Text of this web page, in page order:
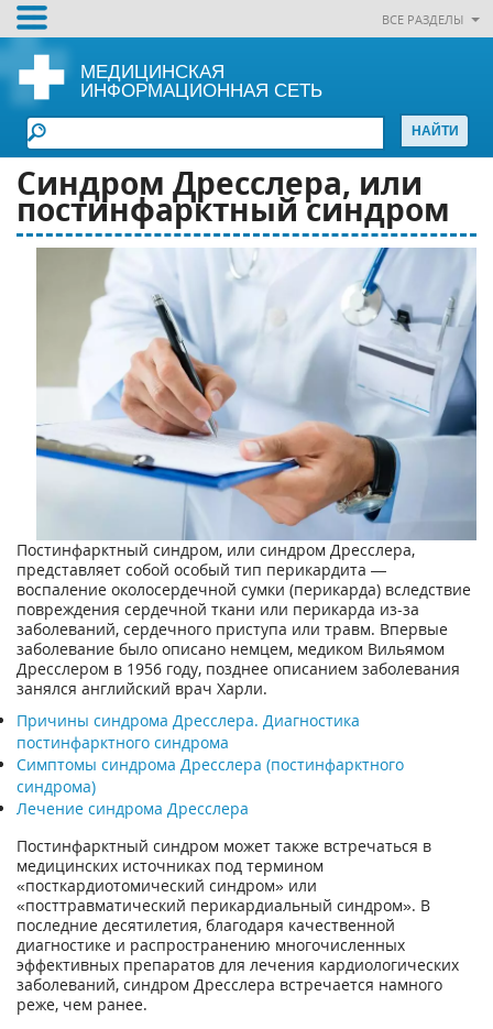
ВСЕ РАЗДЕЛЫ
МЕДИЦИНСКАЯ
ИНФОРМАЦИОННАЯ СЕТЬ
Синдром Дресслера, или
постинфарктный синдром
Постинфарктный синдром, или синдром Дресслера,
представляет собой особый тип перикардита —
воспаление околосердечной сумки (перикарда) вследствие
повреждения сердечной ткани или перикарда из-за
заболеваний, сердечного приступа или травм. Впервые
заболевание было описано немцем, медиком Вильямом
Дресслером в 1956 году, позднее описанием заболевания
занялся английский врач Харли.
Причины синдрома Дресслера. Диагностика
постинфарктного синдрома
Симптомы синдрома Дресслера (постинфарктного
синдрома)
Лечение синдрома Дресслера
Постинфарктный синдром может также встречаться в
медицинских источниках под термином
«посткардиотомический синдром» или
«посттравматический перикардиальный синдром». В
последние десятилетия, благодаря качественной
диагностике и распространению многочисленных
эффективных препаратов для лечения кардиологических
заболеваний, синдром Дресслера встречается намного
реже, чем ранее.